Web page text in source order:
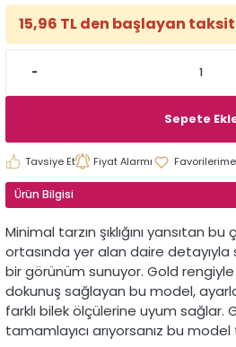
15,96 TL den başlayan
Sepete
Tavsiye Et Fiyat Alarmı
Ürün Bilgisi
Minimal tarzın şıklığını yansıtan
ortasında yer alan daire
bir görünüm sunuyor. Gold
dokunuş sağlayan bu model,
farklı bilek ölçülerine uyum sağlar.
tamamlayıcı arıyorsanız bu